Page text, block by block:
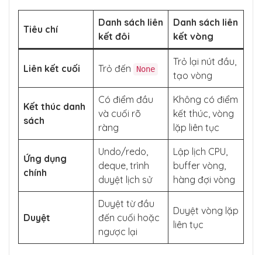
Tiêu chí
Danh sách liên
kết đôi
Danh sách liên
kết vòng
Liên kết cuối Trỏ đến None
Trỏ lại nút đầu,
tạo vòng
Kết thúc danh
sách
Có điểm đầu
và cuối rõ
ràng
Không có điểm
kết thúc, vòng
lặp liên tục
Ứng dụng
chính
Undo/redo,
deque, trình
duyệt lịch sử
Lập lịch CPU,
buffer vòng,
hàng đợi vòng
Duyệt
Duyệt từ đầu
đến cuối hoặc
ngược lại
Duyệt vòng lặp
liên tục